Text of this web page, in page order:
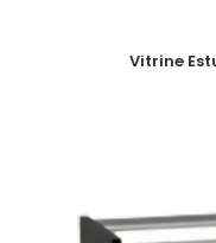
Vitrine